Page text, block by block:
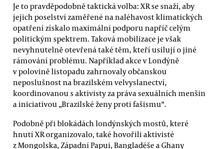
Je to pravděpodobně taktická volba: XR se snaží, aby
jejich poselství zaměřené na naléhavost klimatických
opatření získalo maximální podporu napříč celým
politickým spektrem. Taková mobilizace je však
nevyhnutelně otevřená také těm, kteří usilují o jiné
rámování problému. Například akce v Londýně
v polovině listopadu zahrnovaly občanskou
neposlušnost na brazilském velvyslanectví,
koordinovanou s aktivisty za práva sexuálních menšin
a iniciativou „Brazilské ženy proti fašismu“.
Podobně při blokádách londýnských mostů, které
hnutí XR organizovalo, také hovořili aktivisté
z Mongolska, Západní Papui, Bangladéše a Ghany